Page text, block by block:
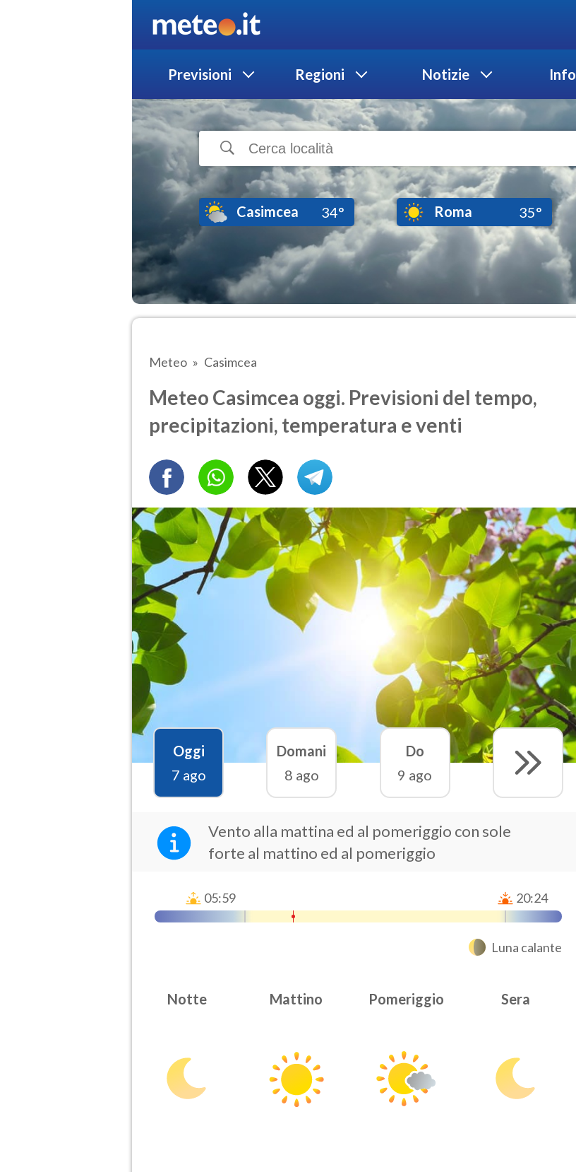
Previsioni Regioni Notizie Info
Casimcea 34° Roma 35°
Meteo Casimcea
Meteo Casimcea oggi. Previsioni del tempo,
precipitazioni, temperatura e venti
Oggi
7 ago
Domani
8 ago
Do
9 ago
Vento alla mattina ed al pomeriggio con sole
forte al mattino ed al pomeriggio
05:59 20:24
Luna calante
Notte Mattino Pomeriggio Sera